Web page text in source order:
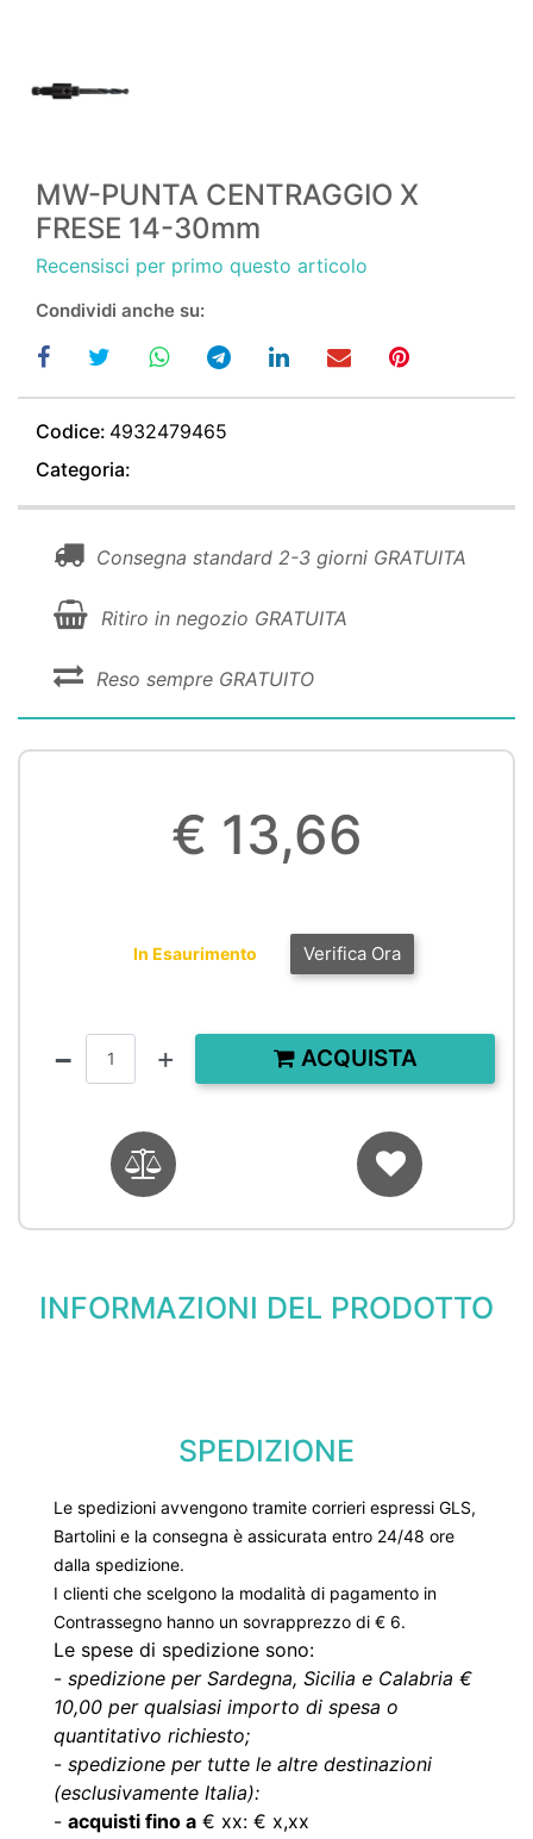
MW-PUNTA CENTRAGGIO X
FRESE 14-30mm
Recensisci per primo questo articolo
Condividi anche su:
Codice: 4932479465
Categoria:
Consegna standard 2-3 giorni GRATUITA
Ritiro in negozio GRATUITA
Reso sempre GRATUITO
€ 13,66
Verifica Ora
In Esaurimento
QuantitàACQUISTA
INFORMAZIONI DEL PRODOTTO
SPEDIZIONE
Le spedizioni avvengono tramite corrieri espressi GLS,
Bartolini e la consegna è assicurata entro 24/48 ore
dalla spedizione.
I clienti che scelgono la modalità di pagamento in
Contrassegno hanno un sovrapprezzo di € 6.
Le spese di spedizione sono:
- spedizione per Sardegna, Sicilia e Calabria €
10,00 per qualsiasi importo di spesa o
quantitativo richiesto;
- spedizione per tutte le altre destinazioni
(esclusivamente Italia):
- acquisti fino a € xx: € x,xx